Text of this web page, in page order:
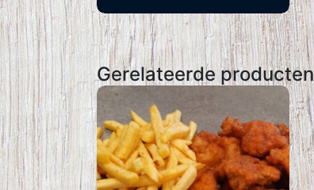
Gerelateerde producten